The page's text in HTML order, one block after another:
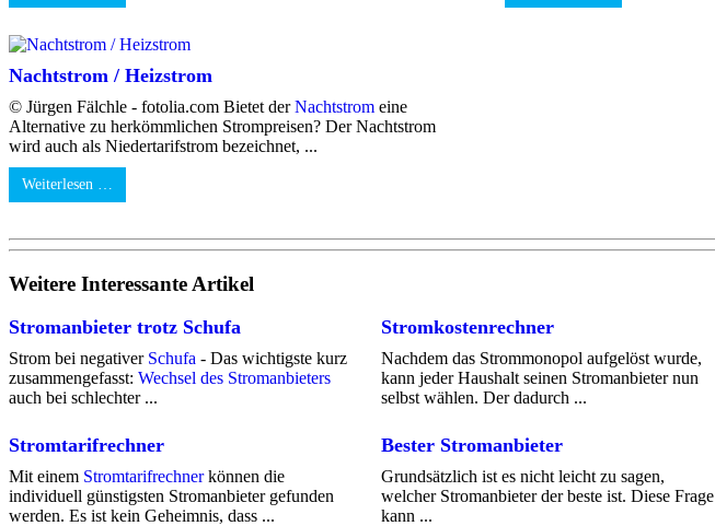
Nachtstrom / Heizstrom
© Jürgen Fälchle - fotolia.com Bietet derNachtstrom eine
Alternative zu herkömmlichen Strompreisen? Der Nachtstrom
wird auch als Niedertarifstrom bezeichnet, ...
Weiterlesen …
Weitere Interessante Artikel
Stromanbieter trotz Schufa
Strom bei negativer Schufa - Das wichtigste kurz
zusammengefasst: Wechsel des Stromanbieters
auch bei schlechter ...
Stromkostenrechner
Nachdem das Strommonopol aufgelöst wurde,
kann jeder Haushalt seinen Stromanbieter nun
selbst wählen. Der dadurch ...
Stromtarifrechner
Mit einem Stromtarifrechnerkönnen die
individuell günstigsten Stromanbieter gefunden
werden. Es ist kein Geheimnis, dass ...
Bester Stromanbieter
Grundsätzlich ist es nicht leicht zu sagen,
welcher Stromanbieter der beste ist. Diese Frage
kann ...